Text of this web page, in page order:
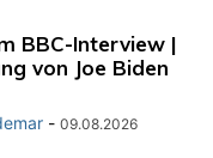
BBC-Interview |
von Joe Biden
- 09.08.2026